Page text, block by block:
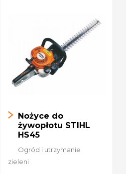
Nożyce do
żywopłotu STIHL
HS45
Ogród i utrzymanie
zieleni